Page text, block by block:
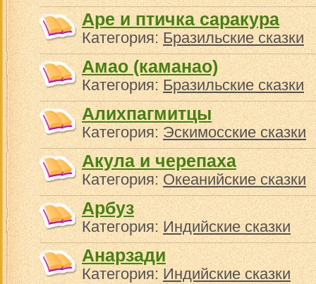
Аре и птичка саракура
Категория:Бразильские сказки
Амао (каманао)
Категория:Бразильские сказки
Алихпагмитцы
Категория:Эскимосские сказки
Акула и черепаха
Категория:Океанийские сказки
Арбуз
Категория:Индийские сказки
Анарзади
Категория:Индийские сказки